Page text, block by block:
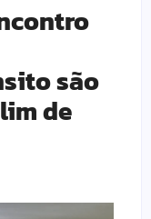
são
de